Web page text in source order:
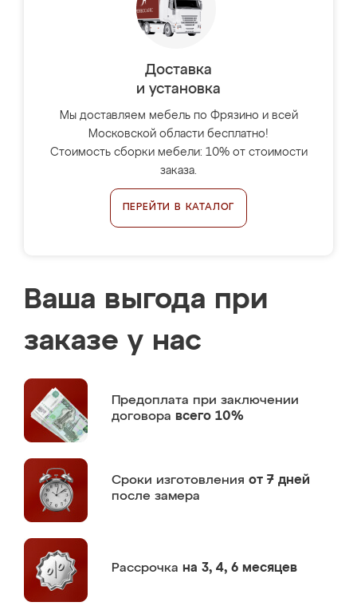
Доставка
и установка
Мы доставляем мебель по Фрязино и всей
Московской области бесплатно!
Стоимость сборки мебели: 10% от стоимости
заказа.
ПЕРЕЙТИ В КАТАЛОГ
Ваша выгода при
заказе у нас
Предоплата при заключении
договора всего 10%
Сроки изготовления от 7 дней
после замера
Рассрочка на 3, 4, 6 месяцев